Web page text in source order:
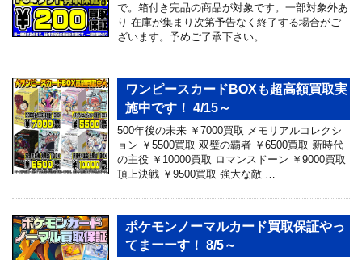
で。箱付き完品の商品が対象です。一部対象外あ
り 在庫が集まり次第予告なく終了する場合がご
ざいます。予めご了承下さい。
ワンピースカードBOXも超高額買取実
施中です！ 4/15～
500年後の未来 ￥7000買取 メモリアルコレクシ
ョン ￥5500買取 双璧の覇者 ￥6500買取 新時代
の主役 ￥10000買取 ロマンスドーン ￥9000買取
頂上決戦 ￥9500買取 強大な敵 …
ポケモンノーマルカード買取保証やっ
てまーーす！ 8/5～